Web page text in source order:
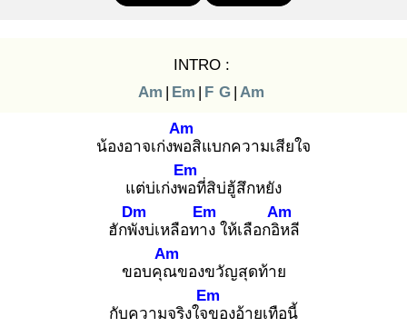
INTRO :
Am | Em | F G | Am
น้องอาจเก่งพอ
Am
สิแบกความเสียใจ
แต่บ่เก่งพอ
Em
ที่สิบ่ฮู้สึกหยัง
ฮักพัง
Dm
บ่เหลือทาง
Em
ให้เลือกอิห
Am
ลี
ขอบคุณ
Am
ของขวัญสุดท้าย
กับความจริงใจข
Em
องอ้ายเทือนี้